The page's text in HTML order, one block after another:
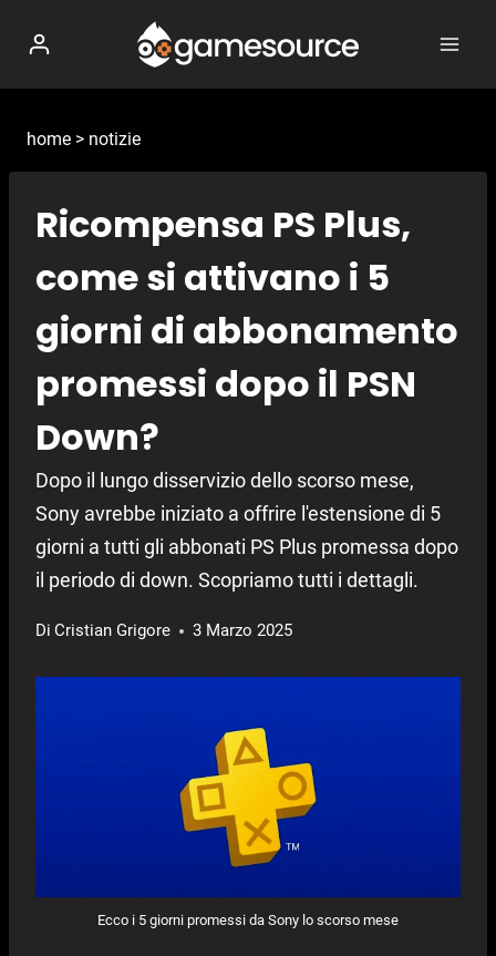
contenuto
home > notizie
Ricompensa PS Plus,
come si attivano i 5
giorni di abbonamento
promessi dopo il PSN
Down?
Dopo il lungo disservizio dello scorso mese,
Sony avrebbe iniziato a offrire l'estensione di 5
giorni a tutti gli abbonati PS Plus promessa dopo
il periodo di down. Scopriamo tutti i dettagli.
Di Cristian Grigore 3 Marzo 2025
Ecco i 5 giorni promessi da Sony lo scorso mese